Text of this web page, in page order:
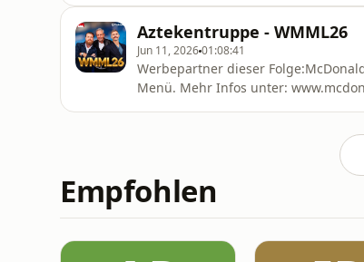
Packs für Unterwegs, eine Fla
Aztekentruppe - WMML26
Jun 11, 202601:08:41
Werbepartner dieser
Menü. Mehr Infos unter:
Schaut unter https://saily.com/mml
Empfohlen